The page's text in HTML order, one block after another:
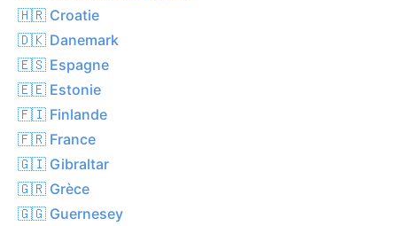
🇭🇷 Croatie
🇩🇰 Danemark
🇪🇸 Espagne
🇪🇪 Estonie
🇫🇮 Finlande
🇫🇷 France
🇬🇮 Gibraltar
🇬🇷 Grèce
🇬🇬 Guernesey